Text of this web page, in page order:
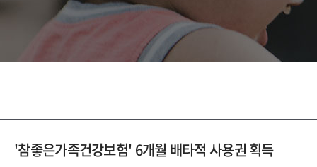
'참좋은가족건강보험' 6개월 배타적 사용권 획득